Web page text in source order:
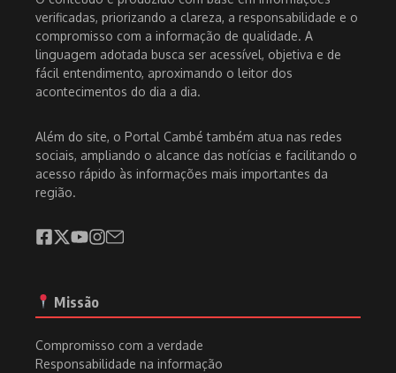
verificadas, priorizando a clareza, a responsabilidade e o
compromisso com a informação de qualidade. A
linguagem adotada busca ser acessível, objetiva e de
fácil entendimento, aproximando o leitor dos
acontecimentos do dia a dia.
Além do site, o Portal Cambé também atua nas redes
sociais, ampliando o alcance das notícias e facilitando o
acesso rápido às informações mais importantes da
região.
Missão
Compromisso com a verdade
Responsabilidade na informação